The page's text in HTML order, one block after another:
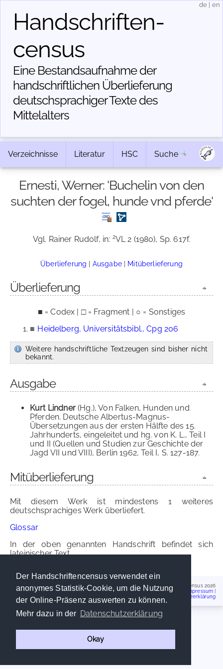
Der Handschriftencensus verwendet ein
anonymes Statistik-Cookie, um die Nutzung
der Online-Präsenz auswerten zu können.
Mehr dazu in der Datenschutzerklärung
Okay
Handschriften­
census
Eine Bestandsaufnahme der
handschriftlichen Über­lieferung
deutschsprachiger Texte des
Mittelalters
de en
Verzeichnisse Literatur HSC Suche
Ernesti, Werner: 'Buchelin von den
suchten der fogel, hunde vnd pferde'
Vgl. Rainer Rudolf, in: 2VL 2 (1980), Sp. 617f.
Überlieferung | Ausgabe| Mitüberlieferung
Überlieferung
■ = Codex | □ = Fragment | ○ = Sonstiges
■ Heidelberg, Universitätsbibl., Cpg 206
Weitere handschriftliche Textzeugen sind bisher nicht
bekannt.
Ausgabe
Kurt Lindner(Hg.), Von Falken, Hunden und
Pferden. Deutsche Albertus-Magnus-
Übersetzungen aus der ersten Hälfte des 15.
Jahrhunderts, eingeleitet und hg. von K. L., Teil I
und II (Quellen und Studien zur Geschichte der
Jagd VII und VIII), Berlin 1962, Teil I, S. 127-187.
Mitüberlieferung
Mit diesem Werk ist mindestens 1 weiteres
deutschsprachiges Werk überliefert.
Glossar
In der oben genannten Handschrift befindet sich
lateinischer Text.
Handschriftencensus 2026
Impressum
Datenschutzerklärung